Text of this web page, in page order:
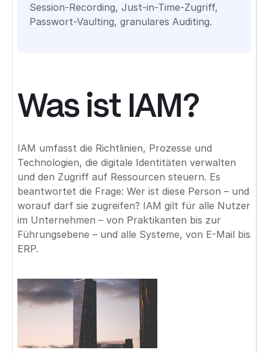
Session-Recording, Just-in-Time-Zugriff,
Passwort-Vaulting, granulares Auditing.
Was ist IAM?
IAM umfasst die Richtlinien, Prozesse und
Technologien, die digitale Identitäten verwalten
und den Zugriff auf Ressourcen steuern. Es
beantwortet die Frage: Wer ist diese Person – und
worauf darf sie zugreifen? IAM gilt für alle Nutzer
im Unternehmen – von Praktikanten bis zur
Führungsebene – und alle Systeme, von E-Mail bis
ERP.